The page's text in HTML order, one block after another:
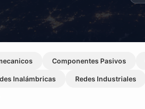
Componentes Pasivos
Inalámbricas Redes Industriales